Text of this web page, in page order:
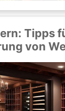
Tipps
von